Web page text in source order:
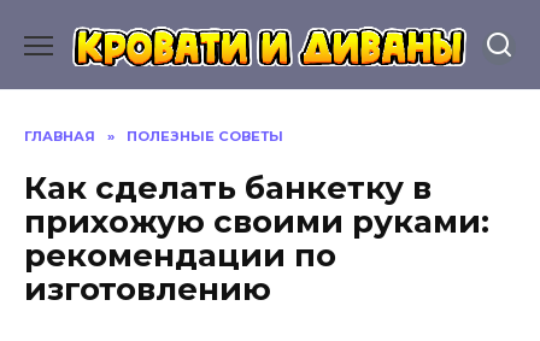
содержанию
ГЛАВНАЯ » ПОЛЕЗНЫЕ СОВЕТЫ
Как сделать банкетку в
прихожую своими руками:
рекомендации по
изготовлению